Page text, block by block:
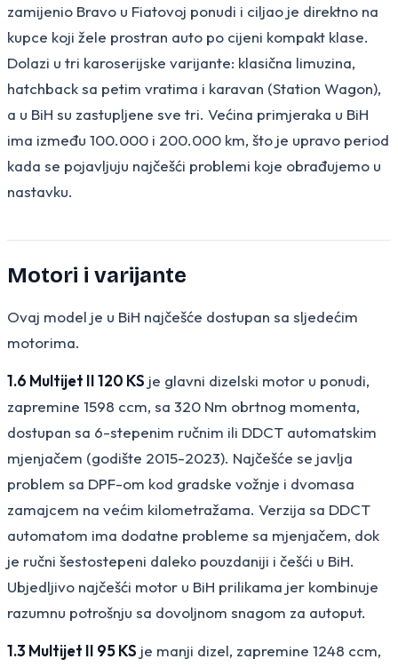
zamijenio Bravo u Fiatovoj ponudi i ciljao je direktno na
kupce koji žele prostran auto po cijeni kompakt klase.
Dolazi u tri karoserijske varijante: klasična limuzina,
hatchback sa petim vratima i karavan (Station Wagon),
a u BiH su zastupljene sve tri. Većina primjeraka u BiH
ima između 100.000 i 200.000 km, što je upravo period
kada se pojavljuju najčešći problemi koje obrađujemo u
nastavku.
Motori i varijante
Ovaj model je u BiH najčešće dostupan sa sljedećim
motorima.
1.6 Multijet II 120 KS je glavni dizelski motor u ponudi,
zapremine 1598 ccm, sa 320 Nm obrtnog momenta,
dostupan sa 6-stepenim ručnim ili DDCT automatskim
mjenjačem (godište 2015-2023). Najčešće se javlja
problem sa DPF-om kod gradske vožnje i dvomasa
zamajcem na većim kilometražama. Verzija sa DDCT
automatom ima dodatne probleme sa mjenjačem, dok
je ručni šestostepeni daleko pouzdaniji i češći u BiH.
Ubjedljivo najčešći motor u BiH prilikama jer kombinuje
razumnu potrošnju sa dovoljnom snagom za autoput.
1.3 Multijet II 95 KS je manji dizel, zapremine 1248 ccm,